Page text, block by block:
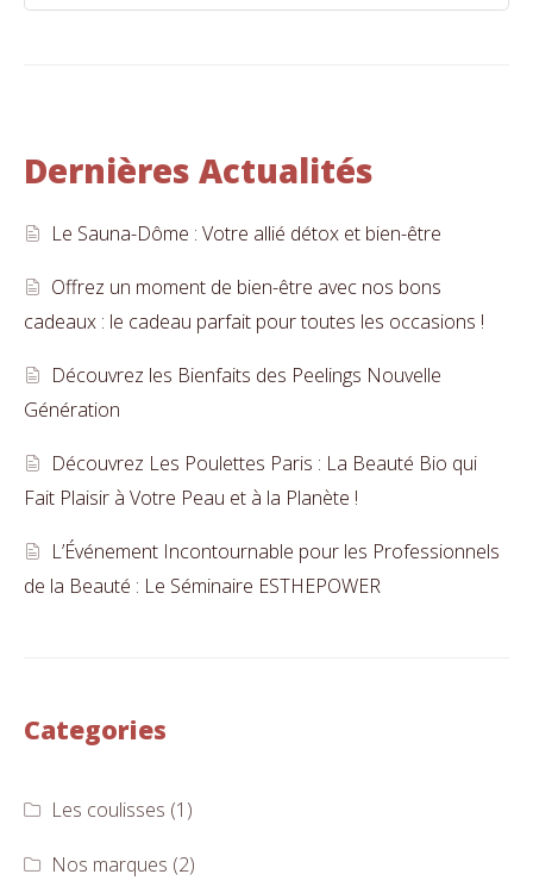
Dernières Actualités
Le Sauna-Dôme : Votre allié détox et bien-être
Offrez un moment de bien-être avec nos bons
cadeaux : le cadeau parfait pour toutes les occasions !
Découvrez les Bienfaits des Peelings Nouvelle
Génération
Découvrez Les Poulettes Paris : La Beauté Bio qui
Fait Plaisir à Votre Peau et à la Planète !
L’Événement Incontournable pour les Professionnels
de la Beauté : Le Séminaire ESTHEPOWER
Categories
Les coulisses (1)
Nos marques (2)